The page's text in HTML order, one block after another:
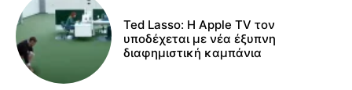
Ted Lasso: Η Apple TV τον
υποδέχεται με νέα έξυπνη
διαφημιστική καμπάνια